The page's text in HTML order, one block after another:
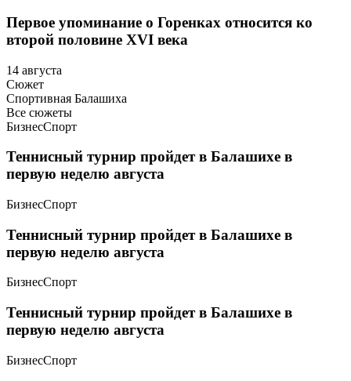
Первое упоминание о Горенках относится ко
второй половине XVI века
14 августа
Сюжет
Спортивная Балашиха
Все сюжеты
БизнесСпорт
Теннисный турнир пройдет в Балашихе в
первую неделю августа
БизнесСпорт
Теннисный турнир пройдет в Балашихе в
первую неделю августа
БизнесСпорт
Теннисный турнир пройдет в Балашихе в
первую неделю августа
БизнесСпорт